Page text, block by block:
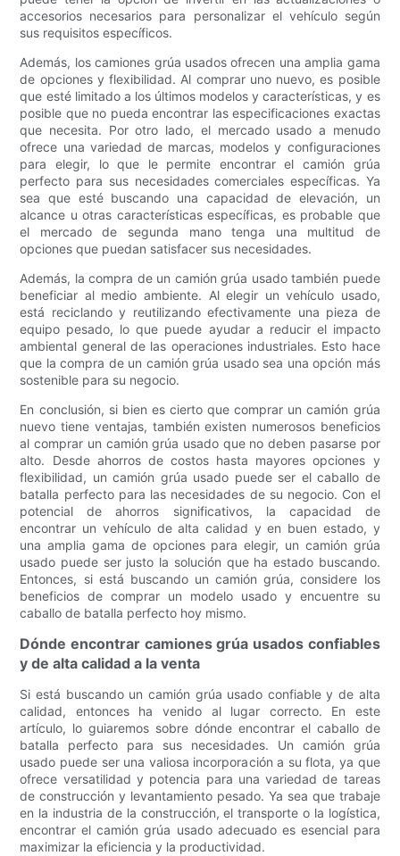
accesorios necesarios para personalizar el vehículo según
sus requisitos específicos.
Además, los camiones grúa usados ​​ofrecen una amplia gama
de opciones y flexibilidad. Al comprar uno nuevo, es posible
que esté limitado a los últimos modelos y características, y es
posible que no pueda encontrar las especificaciones exactas
que necesita. Por otro lado, el mercado usado a menudo
ofrece una variedad de marcas, modelos y configuraciones
para elegir, lo que le permite encontrar el camión grúa
perfecto para sus necesidades comerciales específicas. Ya
sea que esté buscando una capacidad de elevación, un
alcance u otras características específicas, es probable que
el mercado de segunda mano tenga una multitud de
opciones que puedan satisfacer sus necesidades.
Además, la compra de un camión grúa usado también puede
beneficiar al medio ambiente. Al elegir un vehículo usado,
está reciclando y reutilizando efectivamente una pieza de
equipo pesado, lo que puede ayudar a reducir el impacto
ambiental general de las operaciones industriales. Esto hace
que la compra de un camión grúa usado sea una opción más
sostenible para su negocio.
En conclusión, si bien es cierto que comprar un camión grúa
nuevo tiene ventajas, también existen numerosos beneficios
al comprar un camión grúa usado que no deben pasarse por
alto. Desde ahorros de costos hasta mayores opciones y
flexibilidad, un camión grúa usado puede ser el caballo de
batalla perfecto para las necesidades de su negocio. Con el
potencial de ahorros significativos, la capacidad de
encontrar un vehículo de alta calidad y en buen estado, y
una amplia gama de opciones para elegir, un camión grúa
usado puede ser justo la solución que ha estado buscando.
Entonces, si está buscando un camión grúa, considere los
beneficios de comprar un modelo usado y encuentre su
caballo de batalla perfecto hoy mismo.
Dónde encontrar camiones grúa usados ​​confiables
y de alta calidad a la venta
Si está buscando un camión grúa usado confiable y de alta
calidad, entonces ha venido al lugar correcto. En este
artículo, lo guiaremos sobre dónde encontrar el caballo de
batalla perfecto para sus necesidades. Un camión grúa
usado puede ser una valiosa incorporación a su flota, ya que
ofrece versatilidad y potencia para una variedad de tareas
de construcción y levantamiento pesado. Ya sea que trabaje
en la industria de la construcción, el transporte o la logística,
encontrar el camión grúa usado adecuado es esencial para
maximizar la eficiencia y la productividad.